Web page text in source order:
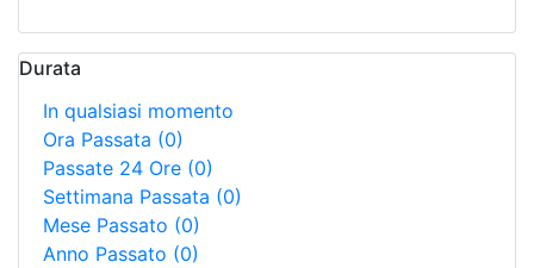
Durata
In qualsiasi momento
Ora Passata (0)
Passate 24 Ore (0)
Settimana Passata (0)
Mese Passato (0)
Anno Passato (0)